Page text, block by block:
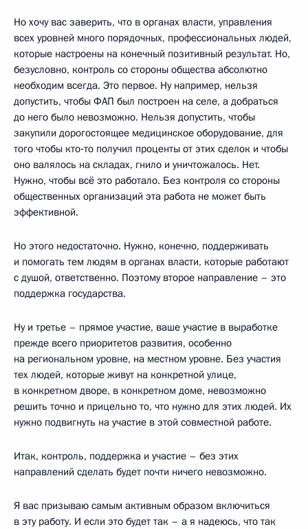
Но хочу вас заверить, что в органах власти, управления
всех уровней много порядочных, профессиональных людей,
которые настроены на конечный позитивный результат. Но,
безусловно, контроль со стороны общества абсолютно
необходим всегда. Это первое. Ну например, нельзя
допустить, чтобы ФАП был построен на селе, а добраться
до него было невозможно. Нельзя допустить, чтобы
закупили дорогостоящее медицинское оборудование, для
того чтобы кто‑то получил проценты от этих сделок и чтобы
оно валялось на складах, гнило и уничтожалось. Нет.
Нужно, чтобы всё это работало. Без контроля со стороны
общественных организаций эта работа не может быть
эффективной.
Но этого недостаточно. Нужно, конечно, поддерживать
и помогать тем людям в органах власти, которые работают
с душой, ответственно. Поэтому второе направление – это
поддержка государства.
Ну и третье – прямое участие, ваше участие в выработке
прежде всего приоритетов развития, особенно
на региональном уровне, на местном уровне. Без участия
тех людей, которые живут на конкретной улице,
в конкретном дворе, в конкретном доме, невозможно
решить точно и прицельно то, что нужно для этих людей. Их
нужно подвигнуть на участие в этой совместной работе.
Итак, контроль, поддержка и участие – без этих
направлений сделать будет почти ничего невозможно.
Я вас призываю самым активным образом включиться
в эту работу. И если это будет так – а я надеюсь, что так